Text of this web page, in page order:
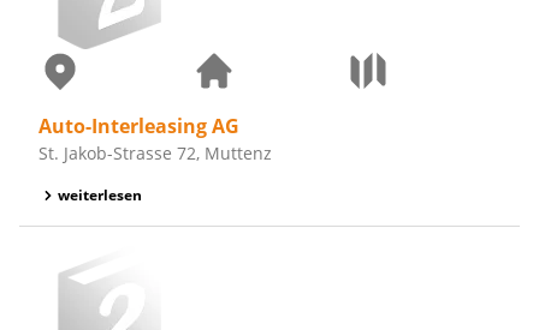
Auto-Interleasing AG
St. Jakob-Strasse 72, Muttenz
weiterlesen